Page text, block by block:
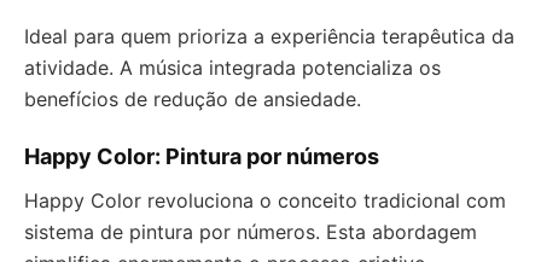
Ideal para quem prioriza a experiência terapêutica da
atividade. A música integrada potencializa os
benefícios de redução de ansiedade.
Happy Color: Pintura por números
Happy Color revoluciona o conceito tradicional com
sistema de pintura por números. Esta abordagem